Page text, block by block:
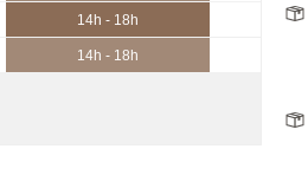
14h - 18h
14h - 18h